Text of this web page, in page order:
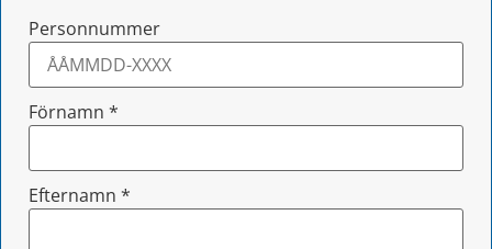
Personnummer
Förnamn *
Efternamn *